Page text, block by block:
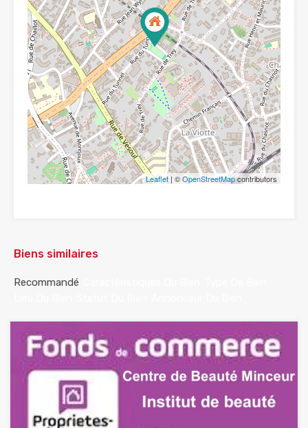
Leaflet | ©OpenStreetMapcontributors
Biens similaires
Recommandé